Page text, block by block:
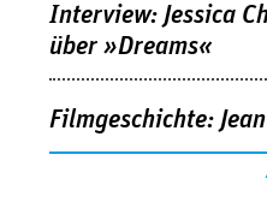
Interview: Jessica
über »Dreams«
Filmgeschichte: